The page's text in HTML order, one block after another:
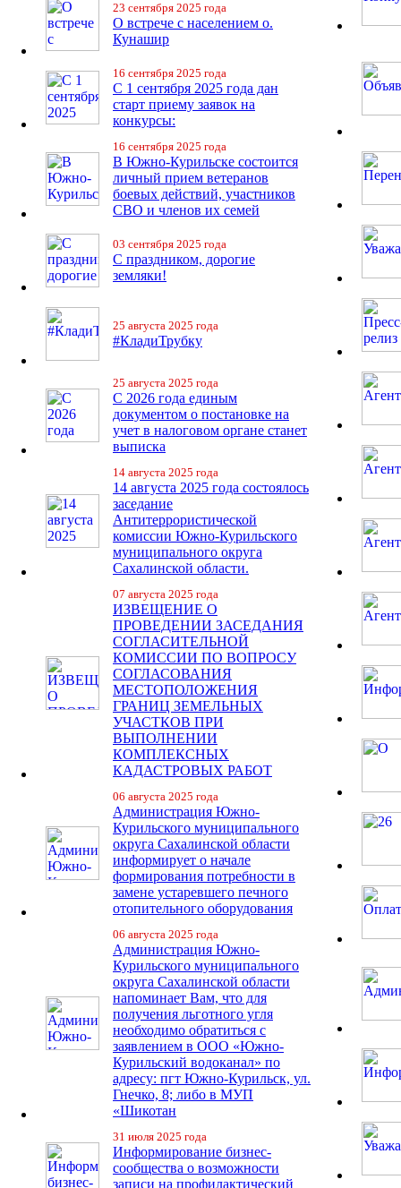
23 сентября 2025 года
О встрече с населением о.
Кунашир
16 сентября 2025 года
С 1 сентября 2025 года дан
старт приему заявок на
конкурсы:
16 сентября 2025 года
В Южно-Курильске состоится
личный прием ветеранов
боевых действий, участников
СВО и членов их семей
03 сентября 2025 года
С праздником, дорогие
земляки!
25 августа 2025 года
#КладиТрубку
25 августа 2025 года
С 2026 года единым
документом о постановке на
учет в налоговом органе станет
выписка
14 августа 2025 года
14 августа 2025 года состоялось
заседание
Антитеррористической
комиссии Южно-Курильского
муниципального округа
Сахалинской области.
07 августа 2025 года
ИЗВЕЩЕНИЕ О
ПРОВЕДЕНИИ ЗАСЕДАНИЯ
СОГЛАСИТЕЛЬНОЙ
КОМИССИИ ПО ВОПРОСУ
СОГЛАСОВАНИЯ
МЕСТОПОЛОЖЕНИЯ
ГРАНИЦ ЗЕМЕЛЬНЫХ
УЧАСТКОВ ПРИ
ВЫПОЛНЕНИИ
КОМПЛЕКСНЫХ
КАДАСТРОВЫХ РАБОТ
06 августа 2025 года
Администрация Южно-
Курильского муниципального
округа Сахалинской области
информирует о начале
формирования потребности в
замене устаревшего печного
отопительного оборудования
06 августа 2025 года
Администрация Южно-
Курильского муниципального
округа Сахалинской области
напоминает Вам, что для
получения льготного угля
необходимо обратиться с
заявлением в ООО «Южно-
Курильский водоканал» по
адресу: пгт Южно-Курильск, ул.
Гнечко, 8; либо в МУП
«Шикотан
31 июля 2025 года
Информирование бизнес-
сообщества о возможности
записи на профилактический